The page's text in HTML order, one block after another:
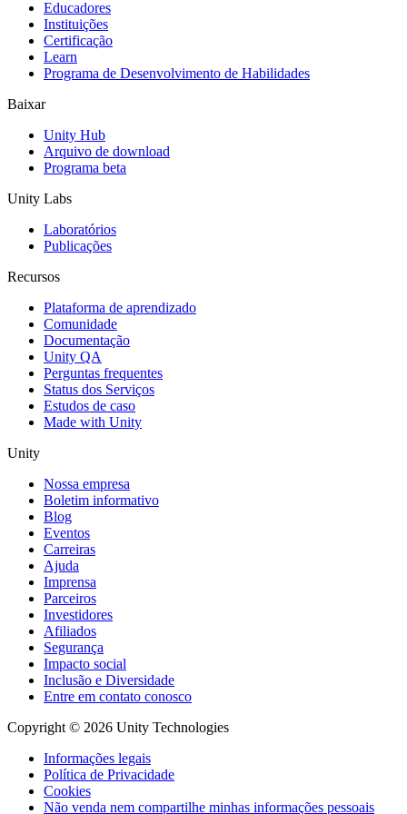
Jogos XR
Lance jogos XR em várias plataformas
Jogos com multijogador
Educadores
Instituições
Certificação
Learn
Programa de Desenvolvimento de Habilidades
Baixar
Unity Hub
Arquivo de download
Programa beta
Unity Labs
Laboratórios
Publicações
Recursos
Plataforma de aprendizado
Comunidade
Documentação
Unity QA
Perguntas frequentes
Status dos Serviços
Estudos de caso
Made with Unity
Unity
Nossa empresa
Boletim informativo
Blog
Eventos
Carreiras
Ajuda
Imprensa
Parceiros
Investidores
Afiliados
Segurança
Impacto social
Inclusão e Diversidade
Entre em contato conosco
Copyright © 2026 Unity Technologies
Informações legais
Política de Privacidade
Cookies
Não venda nem compartilhe minhas informações pessoais